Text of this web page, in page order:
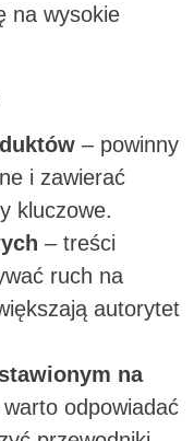
na wysokie
– powinny
i zawierać
kluczowe.
– treści
ruch na
autorytet
na
odpowiadać